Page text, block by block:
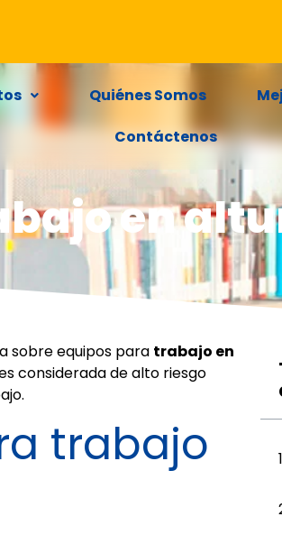
Quiénes Somos
Contáctenos
en
sobre equipos para trabajo en
considerada de alto riesgo
trabajo